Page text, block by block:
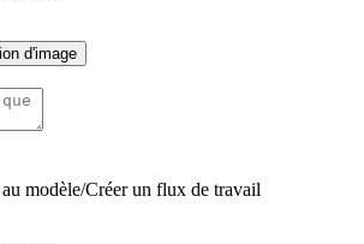
d'image
modèle/Créer un flux de travail